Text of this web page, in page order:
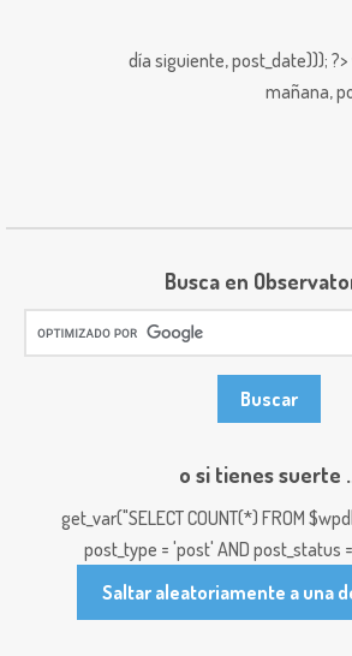
día siguiente,post_date))); ?>
mañana,
Busca en
o si tienes suerte
get_var("SELECT COUNT(*) FROM
post_type = 'post' AND post_status
Saltar aleatoriamente a una